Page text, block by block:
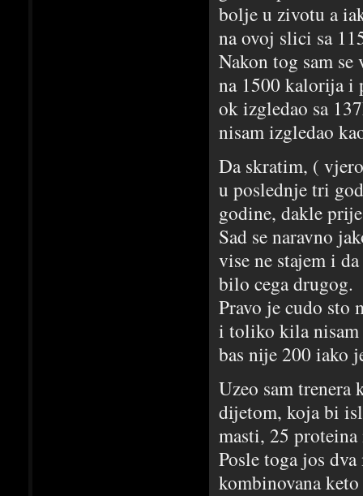
bolje u zivotu a
na ovoj slici sa
Nakon tog sam
na 1500 kalorija i
ok izgledao sa
nisam izgledao
Da skratim, (
u poslednje tri
godine, dakle
Sad se naravno
vise ne stajem i
bilo cega drugog.
Pravo je cudo sto
i toliko kila
bas nije 200 iako
Uzeo sam
dijetom, koja bi
masti, 25
Posle toga jos
kombinovana